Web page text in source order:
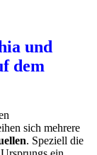
und
dem
sich mehrere
. Speziell die